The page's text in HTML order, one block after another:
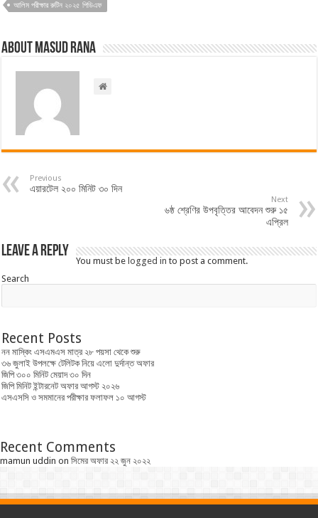
আলিম পরীক্ষার রুটিন ২০২৫ পিডিএফ
About Masud Rana
Previous
এয়ারটেল ২০০ মিনিট ৩০ দিন
Next
৬ষ্ঠ শ্রেণির উপবৃত্তির আবেদন শুরু ১৫
এপ্রিল
Leave a Reply
You must be logged in to post a comment.
Search
Recent Posts
নন মাস্কিং এসএমএস মাত্র ২৮ পয়সা থেকে শুরু
৩৬ জুলাই উপলক্ষে টেলিটক নিয়ে এলো দুর্দান্ত অফার
জিপি ৩০০ মিনিট মেয়াদ ৩০ দিন
জিপি মিনিট ইন্টারনেট অফার আগস্ট ২০২৬
এসএসসি ও সমমানের পরীক্ষার ফলাফল ১০ আগস্ট
Recent Comments
mamun uddin on সিমের অফার ২২ জুন ২০২২